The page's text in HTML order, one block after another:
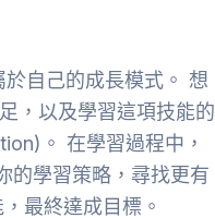
自己的成長模式。 想
，以及學習這項技能的
。 在學習過程中，
的學習策略，尋找更有
最終達成目標。